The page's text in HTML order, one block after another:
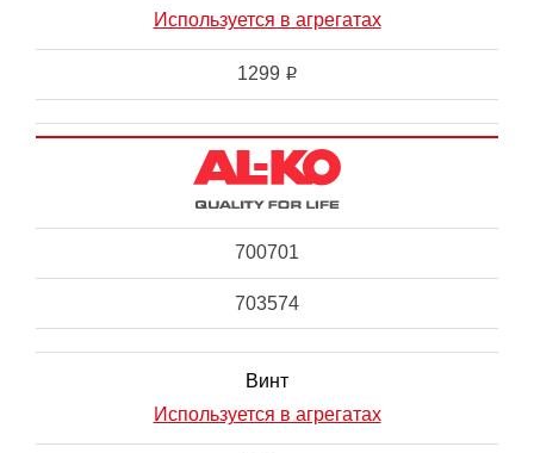
Используется в агрегатах
1299 i
700701
703574
Винт
Используется в агрегатах